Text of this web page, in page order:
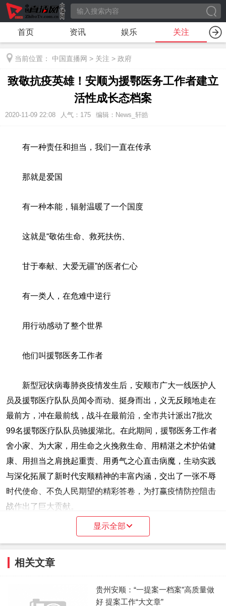
首页 资讯 娱乐 关注
当前位置： 中国直播网 > 关注 > 政府
致敬抗疫英雄！安顺为援鄂医务工作者建立
活性成长态档案
2020-11-09 22:08 人气： 175 编辑：News_轩皓
有一种责任和担当，我们一直在传承
那就是爱国
有一种本能，辐射温暖了一个国度
这就是“敬佑生命、救死扶伤、
甘于奉献、大爱无疆”的医者仁心
有一类人，在危难中逆行
用行动感动了整个世界
他们叫援鄂医务工作者
新型冠状病毒肺炎疫情发生后，安顺市广大一线医护人
员及援鄂医疗队队员闻令而动、挺身而出，义无反顾地走在
最前方，冲在最前线，战斗在最前沿，全市共计派出7批次
99名援鄂医疗队队员驰援湖北。在此期间，援鄂医务工作者
舍小家、为大家，用生命之火挽救生命、用精湛之术护佑健
康、用担当之肩挑起重责、用勇气之心直击病魔，生动实践
与深化拓展了新时代安顺精神的丰富内涵，交出了一张不辱
时代使命、不负人民期望的精彩答卷，为打赢疫情防控阻击
战作出了巨大贡献。
者挺身而出、不畏生死的楷模精神，从2020年6月开始，安
显示全部
相关文章
贵州安顺：“一提案一档案”高质量做
好 提案工作“大文章”